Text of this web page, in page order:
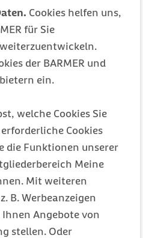
Cookies helfen uns,
für Sie
der BARMER und
ein.
welche Cookies Sie
Cookies
die Funktionen unserer
Meine
Mit weiteren
B. Werbeanzeigen
Angebote von
stellen. Oder
der gesetzlichen
Testungen für den
einer Infektion mit dem
2
anderer Gesetze
des
an die Verordnung (
(
) 2017/746
Anpassungsgesetz –